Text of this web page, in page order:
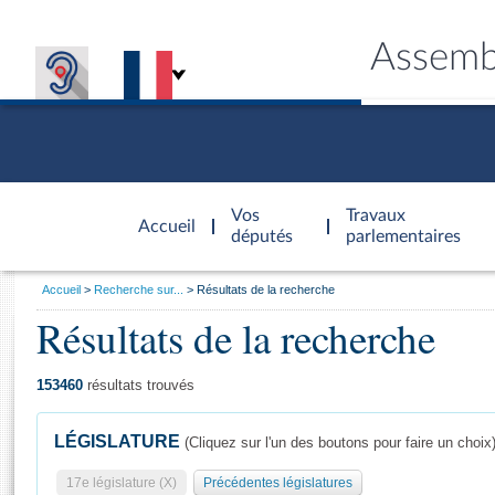
Accueil
d'accueil
Vos
députés
Travaux
parlementaires
Général
Vous
Accueil Recherche sur... Résultats de la recherche
Résultats de la recherche
153460 résultats trouvés
LÉGISLATURE (Cliquez sur l'un des boutons pour faire un choix)
17e législature (X) Précédentes législatures